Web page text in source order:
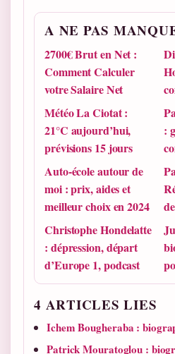
A NE PAS
2700€ Brut en Net :
Comment Calculer
votre Salaire Net
Météo La Ciotat :
21°C aujourd’hui,
prévisions 15 jours
:
Auto-école autour de
moi : prix, aides et
meilleur choix en 2024
Christophe Hondelatte
: dépression, départ
d’Europe 1, podcast
4 ARTICLES LIES
Ichem Bougheraba :
Patrick Mouratoglou :